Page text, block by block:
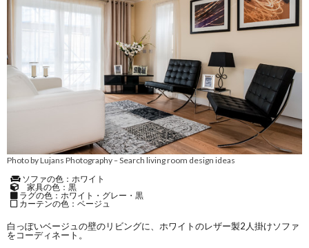
Photo by Lujans Photography–Search living room design ideas
ソファの色：ホワイト
家具の色：黒
ラグの色：ホワイト・グレー・黒
カーテンの色：ベージュ
白っぽいベージュの壁のリビングに、ホワイトのレザー製2人掛けソファ
をコーディネート。